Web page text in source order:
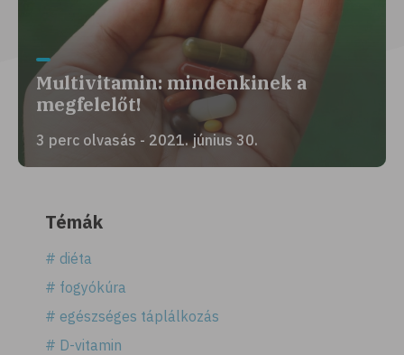
Multivitamin: mindenkinek a
megfelelőt!
3 perc olvasás - 2021. június 30.
Témák
# diéta
# fogyókúra
# egészséges táplálkozás
# D-vitamin